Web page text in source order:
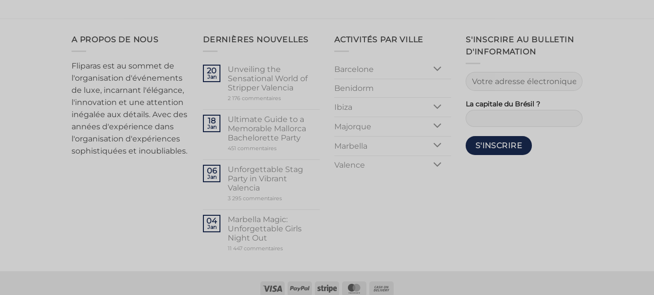
A PROPOS DE NOUS
Fliparas est au sommet de
l'organisation d'événements
de luxe, incarnant l'élégance,
l'innovation et une attention
inégalée aux détails. Avec des
années d'expérience dans
l'organisation d'expériences
sophistiquées et inoubliables.
DERNIÈRES NOUVELLES
20
Jan
Unveiling the
Sensational World of
Stripper Valencia
2 176 commentairessur
Sensational
World
of
Stripper
Valencia
18
Jan
Ultimate Guide to a
Memorable Mallorca
Bachelorette Party
451 commentairessur
to
a
Memorable
Party
06
Jan
Unforgettable Stag
Party in Vibrant
Valencia
3 295 commentairessur
Party
in
Vibrant
04
Jan
Marbella Magic:
Unforgettable Girls
Night Out
11 447 commentairessur
Out
ACTIVITÉS PAR VILLE
Barcelone
Benidorm
Ibiza
Majorque
Marbella
Valence
S'INSCRIRE AU BULLETIN
D'INFORMATION
La capitale du Brésil ?
Visa PayPal Rayure MasterCard